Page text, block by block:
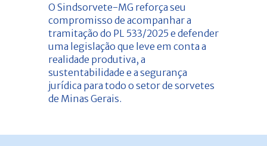
O Sindsorvete-MG reforça seu
compromisso de acompanhar a
tramitação do PL 533/2025 e defender
uma legislação que leve em conta a
realidade produtiva, a
sustentabilidade e a segurança
jurídica para todo o setor de sorvetes
de Minas Gerais.